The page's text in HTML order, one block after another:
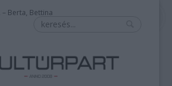
Berta, Bettina